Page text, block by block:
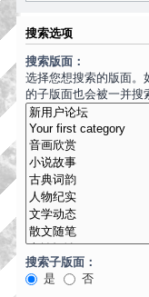
搜索选项
搜索版面：
选择您想搜索的版面。
的子版面也会被一并搜
搜索子版面：
是
否